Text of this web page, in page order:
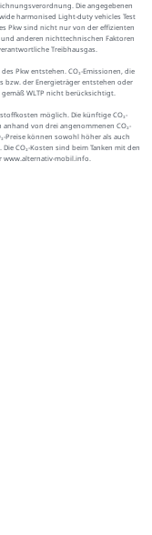
Die angegebenen
harmonised Light-duty vehicles Test
Pkw sind nicht nur von der effizienten
anderen nichttechnischen Faktoren
Treibhausgas.
Pkw entstehen. CO₂-Emissionen, die
der Energieträger entstehen oder
WLTP nicht berücksichtigt.
möglich. Die künftige CO₂-
von drei angenommenen CO₂-
Preise können sowohl höher als auch
CO₂-Kosten sind beim Tanken mit den
www.alternativ-mobil.info.